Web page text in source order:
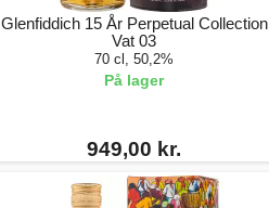
Glenfiddich 15 År Perpetual Collection
Vat 03
70 cl, 50,2%
På lager
949,00 kr.